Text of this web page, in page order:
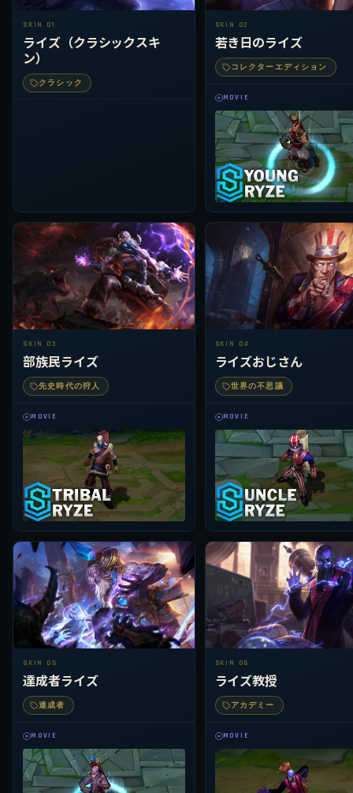
SKIN 01
ライズ（クラシックスキ
ン）
クラシック
SKIN 02
若き日のライズ
コレクターエディション
MOVIE
SKIN 03
部族民ライズ
先史時代の狩人
MOVIE
SKIN 04
ライズおじさん
世界の不思議
MOVIE
SKIN 05
達成者ライズ
達成者
MOVIE
SKIN 06
ライズ教授
アカデミー
MOVIE